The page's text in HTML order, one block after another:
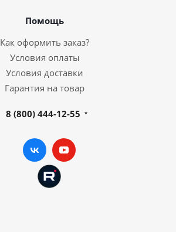
Помощь
Как оформить заказ?
Условия оплаты
Условия доставки
Гарантия на товар
8 (800) 444-12-55